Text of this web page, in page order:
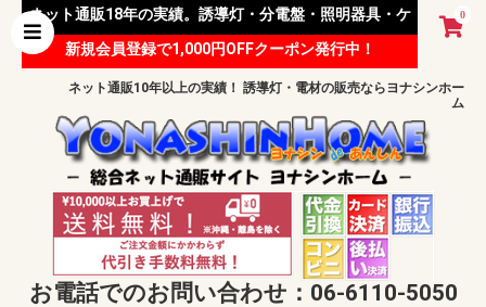
0
ネット通販18年の実績。誘導灯・分電盤・照明器具・ケ
ーブル等 様々な資材を取り扱っています。
新規会員登録で1,000円OFFクーポン発行中！
ネット通販10年以上の実績！ 誘導灯・電材の販売ならヨナシンホー
ム
お電話でのお問い合わせ：06-6110-5050